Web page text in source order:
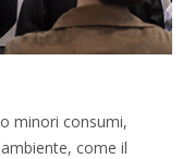
minori consumi,
come il